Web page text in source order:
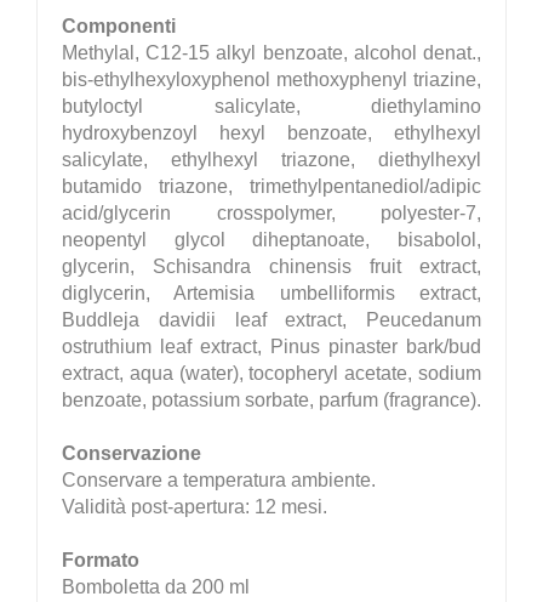
Componenti
Methylal, C12-15 alkyl benzoate, alcohol denat.,
bis-ethylhexyloxyphenol methoxyphenyl triazine,
butyloctyl salicylate, diethylamino
hydroxybenzoyl hexyl benzoate, ethylhexyl
salicylate, ethylhexyl triazone, diethylhexyl
butamido triazone, trimethylpentanediol/adipic
acid/glycerin crosspolymer, polyester-7,
neopentyl glycol diheptanoate, bisabolol,
glycerin, Schisandra chinensis fruit extract,
diglycerin, Artemisia umbelliformis extract,
Buddleja davidii leaf extract, Peucedanum
ostruthium leaf extract, Pinus pinaster bark/bud
extract, aqua (water), tocopheryl acetate, sodium
benzoate, potassium sorbate, parfum (fragrance).
Conservazione
Conservare a temperatura ambiente.
Validità post-apertura: 12 mesi.
Formato
Bomboletta da 200 ml